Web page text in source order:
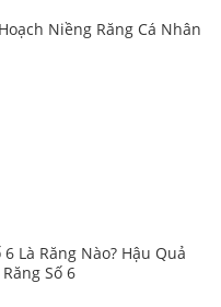
Niềng Răng Cá Nhân
6 Là Răng Nào? Hậu Quả
Số 6